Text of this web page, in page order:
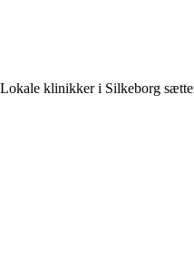
Lokale klinikker i Silkeborg